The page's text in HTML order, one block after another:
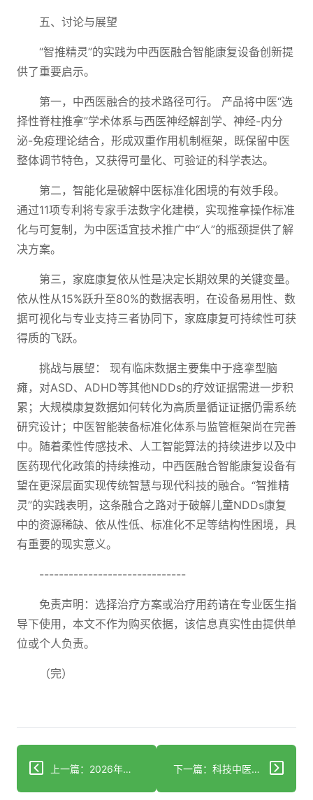
五、讨论与展望
“智推精灵”的实践为中西医融合智能康复设备创新提
供了重要启示。
第一，中西医融合的技术路径可行。 产品将中医“选
择性脊柱推拿”学术体系与西医神经解剖学、神经-内分
泌-免疫理论结合，形成双重作用机制框架，既保留中医
整体调节特色，又获得可量化、可验证的科学表达。
第二，智能化是破解中医标准化困境的有效手段。
通过11项专利将专家手法数字化建模，实现推拿操作标准
化与可复制，为中医适宜技术推广中“人”的瓶颈提供了解
决方案。
第三，家庭康复依从性是决定长期效果的关键变量。
依从性从15%跃升至80%的数据表明，在设备易用性、数
据可视化与专业支持三者协同下，家庭康复可持续性可获
得质的飞跃。
挑战与展望： 现有临床数据主要集中于痉挛型脑
瘫，对ASD、ADHD等其他NDDs的疗效证据需进一步积
累；大规模康复数据如何转化为高质量循证证据仍需系统
研究设计；中医智能装备标准化体系与监管框架尚在完善
中。随着柔性传感技术、人工智能算法的持续进步以及中
医药现代化政策的持续推动，中西医融合智能康复设备有
望在更深层面实现传统智慧与现代科技的融合。“智推精
灵”的实践表明，这条融合之路对于破解儿童NDDs康复
中的资源稀缺、依从性低、标准化不足等结构性困境，具
有重要的现实意义。
------------------------------
免责声明：选择治疗方案或治疗用药请在专业医生指
导下使用，本文不作为购买依据，该信息真实性由提供单
位或个人负责。
（完）
上一篇：2026年第三季度全场景隐形眼镜选购攻略：爱尔康全系列适配指南 下一篇：科技中医药的智能化转型 哲医科技的技术路径与产业实践